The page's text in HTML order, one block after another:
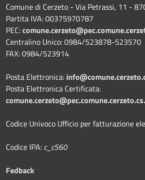
Comune di Cerzeto - Via Petrassi, 11 -
Partita IVA: 00375970787
PEC:
Centralino Unico: 0984/523878-523570
FAX: 0984/523914
Posta Elettronica:
Posta Elettronica Certificata:
Codice Univoco Ufficio per fatturazione
Codice IPA: c_c560
Fedback